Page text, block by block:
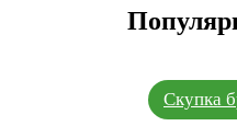
Скупка